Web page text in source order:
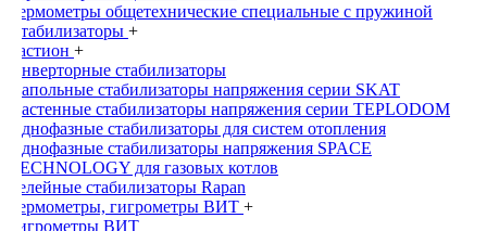
Термометры общетехнические специальные с пружиной
Стабилизаторы +
Бастион +
Инверторные стабилизаторы
Напольные стабилизаторы напряжения серии SKAT
Настенные стабилизаторы напряжения серии TEPLODOM
Однофазные стабилизаторы для систем отопления
Однофазные стабилизаторы напряжения SPACE
TECHNOLOGY для газовых котлов
Релейные стабилизаторы Rapan
Термометры, гигрометры ВИТ +
Гигрометры ВИТ